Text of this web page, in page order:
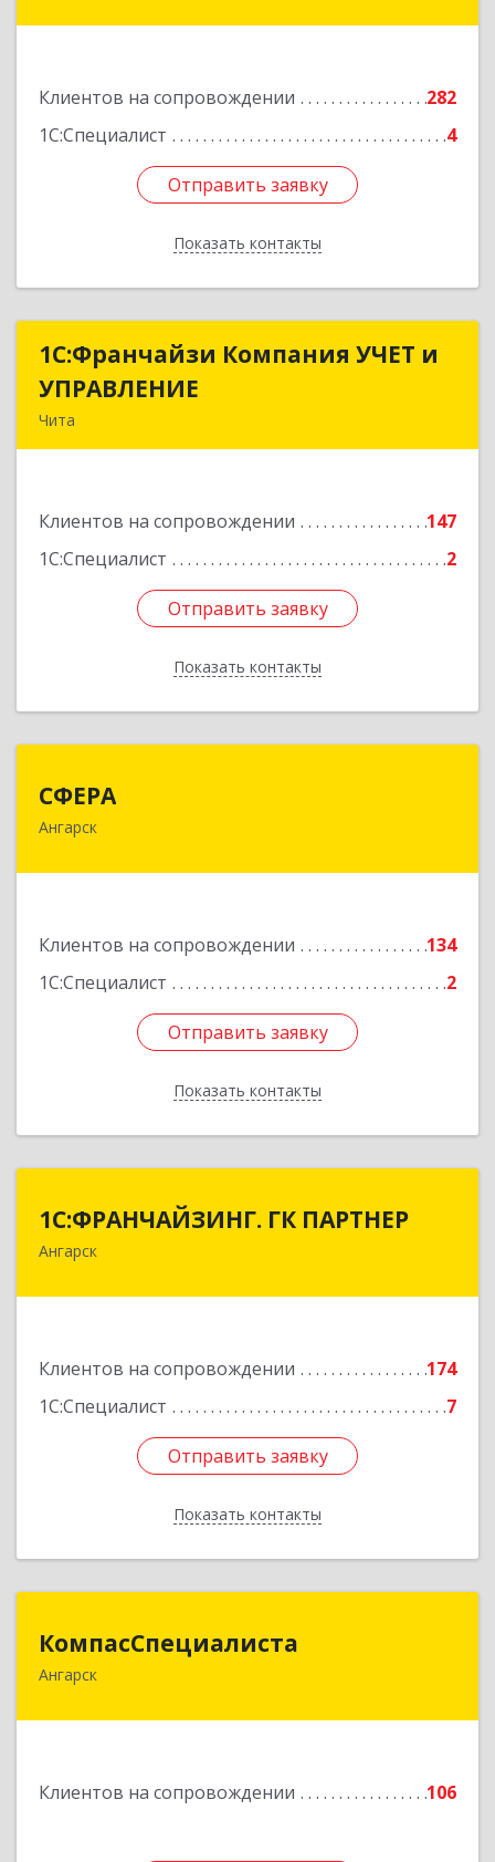
Клиентов на сопровождении
282
1С:Специалист
4
Отправить заявку
Показать контакты
Отправить заявку
Назад
1С:Франчайзи Компания УЧЕТ и
УПРАВЛЕНИЕ
Чита
Клиентов на сопровождении
147
1С:Специалист
2
Отправить заявку
Показать контакты
1С:Франчайзи Компания УЧЕТ и
Подробнее
Отправить заявку
Назад
СФЕРА
Ангарск
Клиентов на сопровождении
134
1С:Специалист
2
Отправить заявку
Показать контакты
665816, Иркутская обл, Ангарск г, 177-й кв-л,
Отправить заявку
Назад
1С:ФРАНЧАЙЗИНГ. ГК ПАРТНЕР
Ангарск
Клиентов на сопровождении
174
1С:Специалист
7
Отправить заявку
Показать контакты
1С:ФРАНЧАЙЗИНГ. ГК ПАРТНЕР
Отправить заявку
Назад
КомпасСпециалиста
Ангарск
Клиентов на сопровождении 106
665826, Иркутская обл, Ангарск г, 12А мкр, дом